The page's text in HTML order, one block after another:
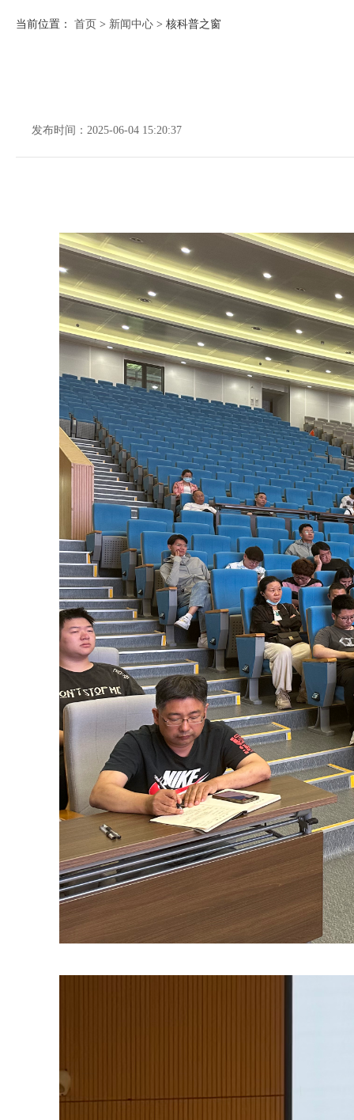
当前位置： 首页 > 新闻中心 > 核科普之窗
发布时间： 2025-06-04 15:20:37